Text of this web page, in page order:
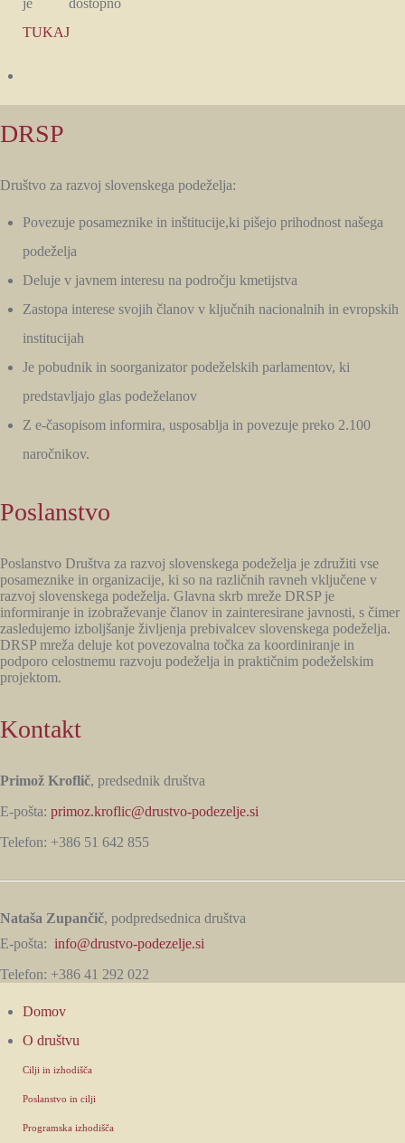
je dostopno
TUKAJ
DRSP
Društvo za razvoj slovenskega podeželja:
Povezuje posameznike in inštitucije,ki pišejo prihodnost našega
podeželja
Deluje v javnem interesu na področju kmetijstva
Zastopa interese svojih članov v ključnih nacionalnih in evropskih
institucijah
Je pobudnik in soorganizator podeželskih parlamentov, ki
predstavljajo glas podeželanov
Z e-časopisom informira, usposablja in povezuje preko 2.100
naročnikov.
Poslanstvo
Poslanstvo Društva za razvoj slovenskega podeželja je združiti vse
posameznike in organizacije, ki so na različnih ravneh vključene v
razvoj slovenskega podeželja. Glavna skrb mreže DRSP je
informiranje in izobraževanje članov in zainteresirane javnosti, s čimer
zasledujemo izboljšanje življenja prebivalcev slovenskega podeželja.
DRSP mreža deluje kot povezovalna točka za koordiniranje in
podporo celostnemu razvoju podeželja in praktičnim podeželskim
projektom.
Kontakt
Primož Kroflič, predsednik društva
E-pošta: primoz.kroflic@drustvo-podezelje.si
Telefon: +386 51 642 855
Nataša Zupančič, podpredsednica društva
E-pošta: info@drustvo-podezelje.si
Telefon: +386 41 292 022
Domov
O društvu
Cilji in izhodišča
Poslanstvo in cilji
Programska izhodišča